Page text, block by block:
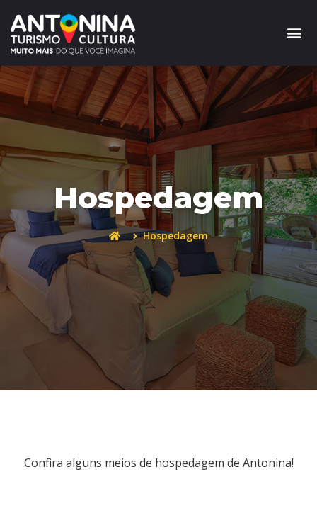
Hospedagem
Hospedagem
Confira alguns meios de hospedagem de Antonina!